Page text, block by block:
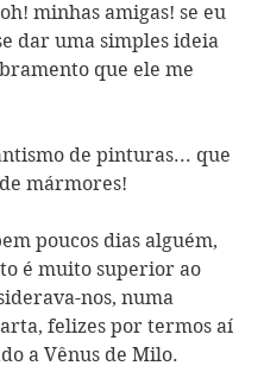
minhas amigas! se eu
dar uma simples ideia
que ele me
de pinturas... que
mármores!
poucos dias alguém,
é muito superior ao
nos, numa
felizes por termos aí
a Vênus de Milo.